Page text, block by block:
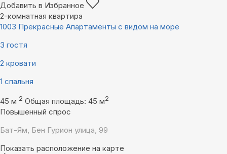
Добавить в Избранное
2-комнатная квартира
1003 Прекрасные Апартаменты с видом на море
3 гостя
2 кровати
1 спальня
45 м 2 Общая площадь: 45 м2
Повышенный спрос
Бат-Ям, Бен Гурион улица, 99
Показать расположение на карте